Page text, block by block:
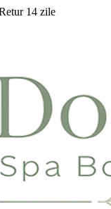
14 zile